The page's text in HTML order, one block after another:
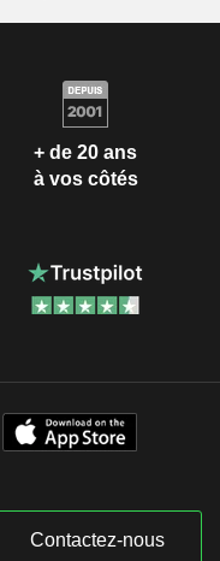
+ de 20 ans
à vos côtés
Contactez-nous